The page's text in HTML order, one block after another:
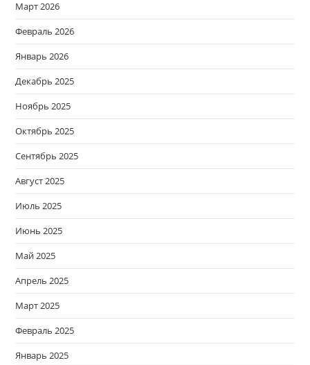
Март 2026
Февраль 2026
Январь 2026
Декабрь 2025
Ноябрь 2025
Октябрь 2025
Сентябрь 2025
Август 2025
Июль 2025
Июнь 2025
Май 2025
Апрель 2025
Март 2025
Февраль 2025
Январь 2025